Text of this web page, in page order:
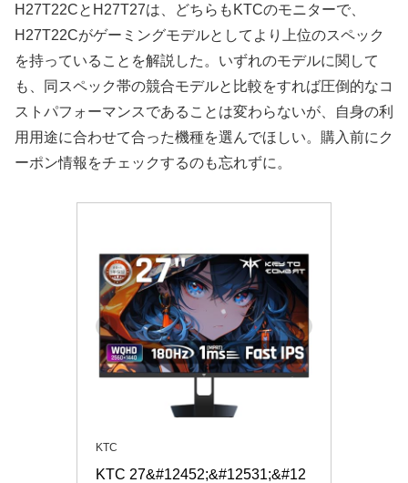
H27T22CとH27T27は、どちらもKTCのモニターで、
H27T22Cがゲーミングモデルとしてより上位のスペック
を持っていることを解説した。いずれのモデルに関して
も、同スペック帯の競合モデルと比較をすれば圧倒的なコ
ストパフォーマンスであることは変わらないが、自身の利
用用途に合わせて合った機種を選んでほしい。購入前にク
ーポン情報をチェックするのも忘れずに。
KTC
KTC 27&#12452;&#12531;&#12